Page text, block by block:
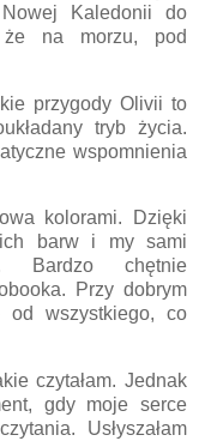
Kaledonii do
że na morzu, pod
przygody Olivii to
tryb życia.
wspomnienia
kolorami. Dzięki
barw i my sami
Bardzo chętnie
Przy dobrym
od wszystkiego, co
czytałam. Jednak
gdy moje serce
Usłyszałam